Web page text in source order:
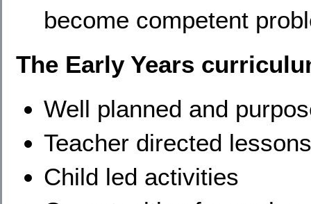
become competent
The Early Years
​Well planned and
Teacher directed
Child led activities